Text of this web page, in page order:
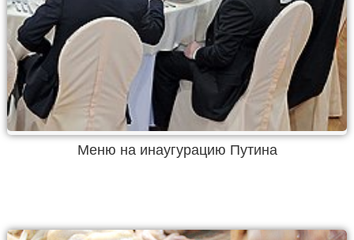
Меню на инаугурацию Путина